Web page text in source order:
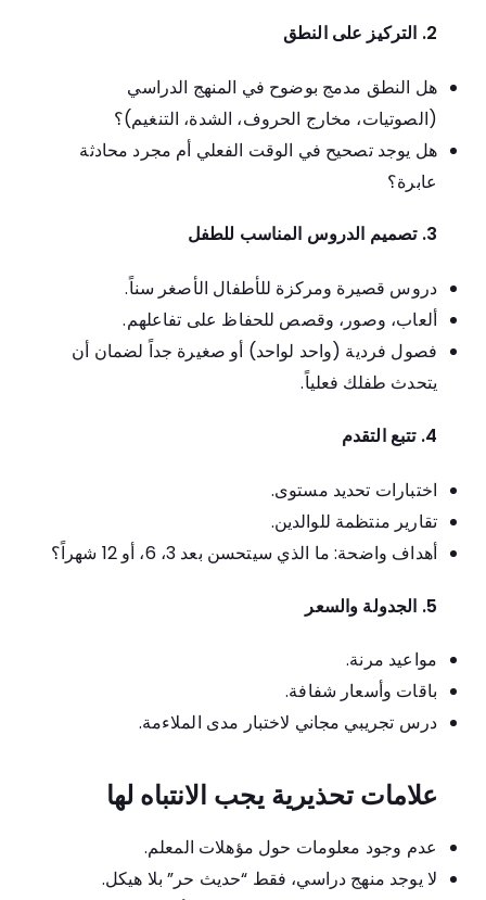
2. التركيز على النطق
هل النطق مدمج بوضوح في المنهج الدراسي
(الصوتيات، مخارج الحروف، الشدة، التنغيم)؟
هل يوجد تصحيح في الوقت الفعلي أم مجرد محادثة
عابرة؟
3. تصميم الدروس المناسب للطفل
دروس قصيرة ومركزة للأطفال الأصغر سناً.
ألعاب، وصور، وقصص للحفاظ على تفاعلهم.
فصول فردية (واحد لواحد) أو صغيرة جداً لضمان أن
يتحدث طفلك فعلياً.
4. تتبع التقدم
اختبارات تحديد مستوى.
تقارير منتظمة للوالدين.
أهداف واضحة: ما الذي سيتحسن بعد 3، 6، أو 12 شهراً؟
5. الجدولة والسعر
مواعيد مرنة.
باقات وأسعار شفافة.
درس تجريبي مجاني لاختبار مدى الملاءمة.
علامات تحذيرية يجب الانتباه لها
عدم وجود معلومات حول مؤهلات المعلم.
لا يوجد منهج دراسي، فقط “حديث حر” بلا هيكل.